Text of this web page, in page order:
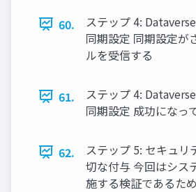
60.
ステップ 4:
同期設定 同期設定が
ルを受信する
61.
ステップ 4:
同期設定 成功になっ
62.
ステップ 5: セキュリ
切な付与 今回はシス
施する検証であるた